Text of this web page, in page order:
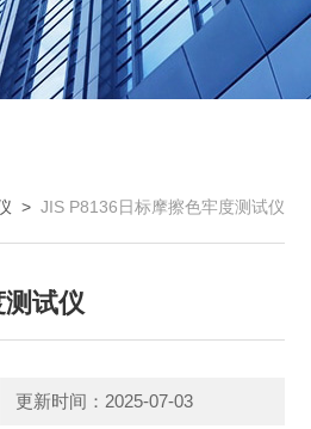
> JIS P8136日标摩擦色牢度测试仪
试仪
更新时间：2025-07-03